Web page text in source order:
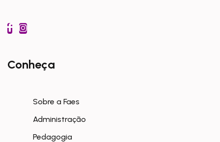
Conheça
Sobre a Faes
Administração
Pedagogia